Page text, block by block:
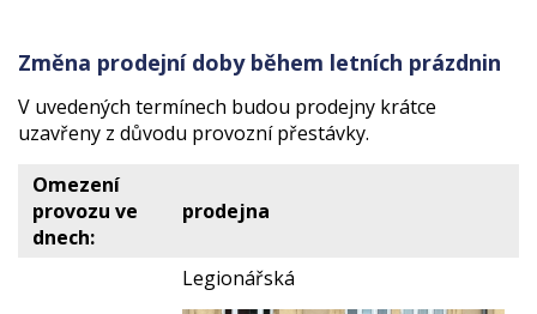
Změna prodejní doby během letních prázdnin
V uvedených termínech budou prodejny krátce
uzavřeny z důvodu provozní přestávky.
Omezení
provozu ve
dnech:
prodejna
Legionářská